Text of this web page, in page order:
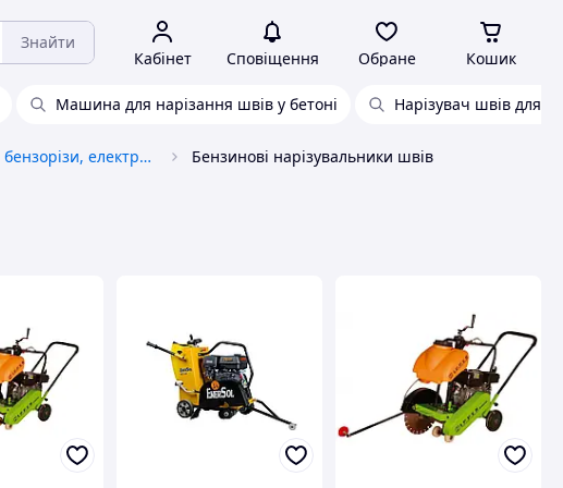
Знайти
Кабінет Сповіщення Обране Кошик
Машина для нарізання швів у бетоні Нарізувач швів для
Швонарізчики, бензорізи, електроріз Бензинові нарізувальники швів